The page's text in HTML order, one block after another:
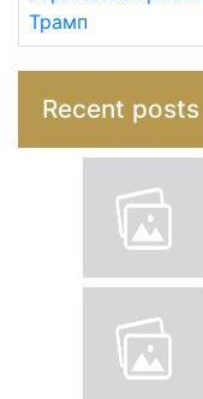
Трамп
Recent posts